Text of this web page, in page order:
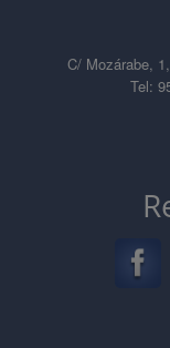
C/ Mozárabe,
Tel: